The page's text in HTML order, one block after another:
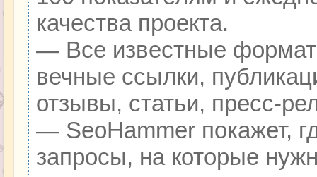
качества проекта.
— Все известные
вечные ссылки,
отзывы, статьи, пресс-
— SeoHammer покажет,
запросы, на которые